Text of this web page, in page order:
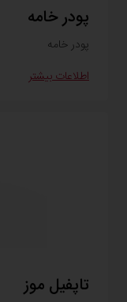
پودر خامه
پودر خامه
اطلاعات بیشتر
تاپفیل موز